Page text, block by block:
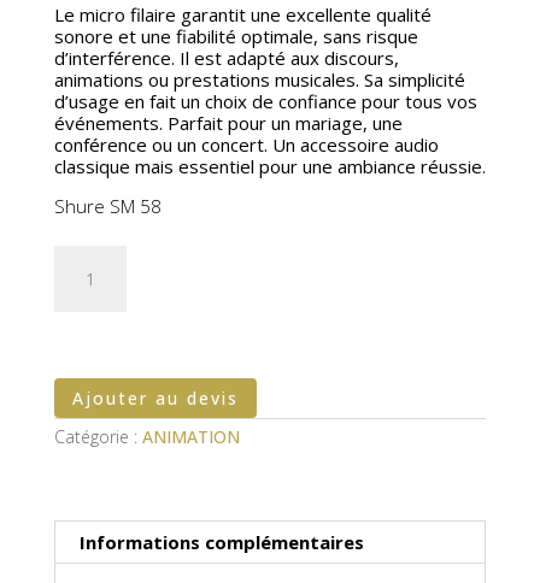
Le micro filaire garantit une excellente qualité
sonore et une fiabilité optimale, sans risque
d’interférence. Il est adapté aux discours,
animations ou prestations musicales. Sa simplicité
d’usage en fait un choix de confiance pour tous vos
événements. Parfait pour un mariage, une
conférence ou un concert. Un accessoire audio
classique mais essentiel pour une ambiance réussie.
Shure SM 58
Ajouter au devis
Catégorie : ANIMATION
Informations complémentaires